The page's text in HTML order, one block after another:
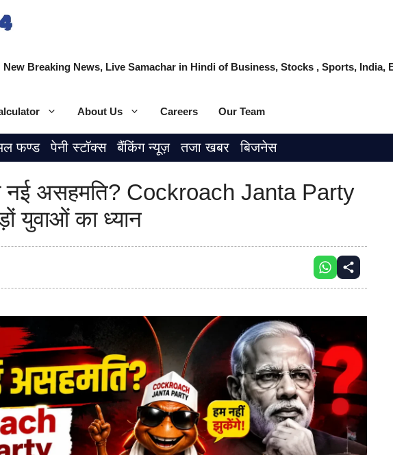
New Breaking News, Live Samachar in Hindi of Business, Stocks , Sports,
About Us Careers Our Team
फण्ड पेनी स्टॉक्स बैंकिंग न्यूज़ तजा खबर बिजनेस
नई असहमति? Cockroach Janta Party
युवाओं का ध्यान